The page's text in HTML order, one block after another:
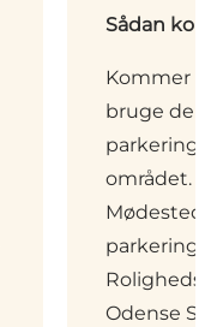
Sådan
Kommer
bruge de
området.
parkering
Odense